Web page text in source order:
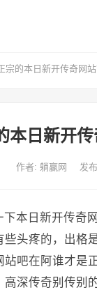
宗的本日新开传奇网
本日新开
作者: 躺赢网 发
下本日新开传奇
些头疼的，出格
站吧在阿谁才是
高深传奇别传别